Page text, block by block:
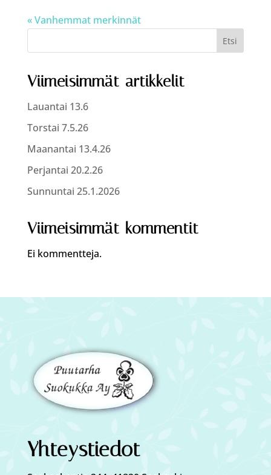
« Vanhemmat merkinnät
Etsi
Viimeisimmät artikkelit
Lauantai 13.6
Torstai 7.5.26
Maanantai 13.4.26
Perjantai 20.2.26
Sunnuntai 25.1.2026
Viimeisimmät kommentit
Ei kommentteja.
Yhteystiedot